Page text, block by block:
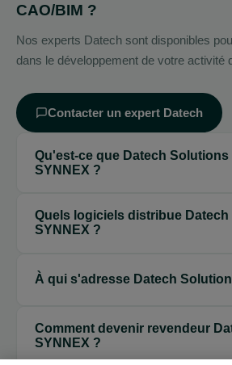
CAO/BIM ?
Nos experts Datech sont disponibles
dans le développement de votre activité
Contacter un expert Datech
Qu'est-ce que Datech Solutions
SYNNEX ?
dédiée aux logiciels de conception
BIM terrain), avec un
Quels logiciels distribue Datech
SYNNEX ?
(AutoCAD, Revit, Fusion 360, Civil
3DEXPERIENCE) et Trimble
BIM terrain, construction). Ensemble,
À qui s'adresse Datech
aux intégrateurs spécialisés CAO/
d'études et aux professionnels de la
Comment devenir revendeur
SYNNEX ?